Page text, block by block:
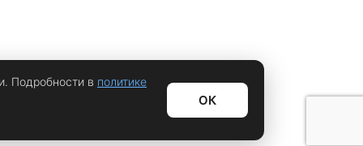
Подробности в политике
ОК